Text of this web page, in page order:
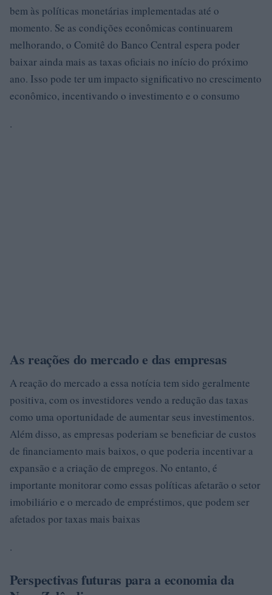
bem às políticas monetárias implementadas até o
momento. Se as condições econômicas continuarem
melhorando, o Comitê do Banco Central espera poder
baixar ainda mais as taxas oficiais no início do próximo
ano. Isso pode ter um impacto significativo no crescimento
econômico, incentivando o investimento e o consumo
.
As reações do mercado e das empresas
A reação do mercado a essa notícia tem sido geralmente
positiva, com os investidores vendo a redução das taxas
como uma oportunidade de aumentar seus investimentos.
Além disso, as empresas poderiam se beneficiar de custos
de financiamento mais baixos, o que poderia incentivar a
expansão e a criação de empregos. No entanto, é
importante monitorar como essas políticas afetarão o setor
imobiliário e o mercado de empréstimos, que podem ser
afetados por taxas mais baixas
.
Perspectivas futuras para a economia da